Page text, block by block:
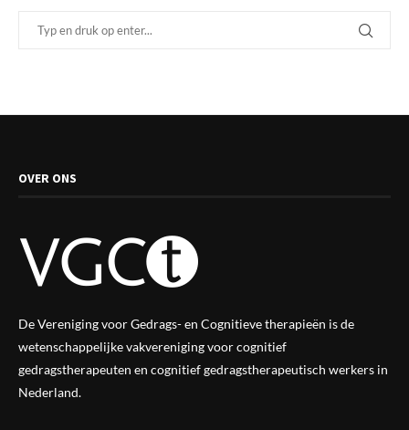
OVER ONS
De Vereniging voor Gedrags- en Cognitieve therapieën is de
wetenschappelijke vakverenigingvoor cognitief
gedragstherapeuten en cognitief gedragstherapeutisch werkers in
Nederland.